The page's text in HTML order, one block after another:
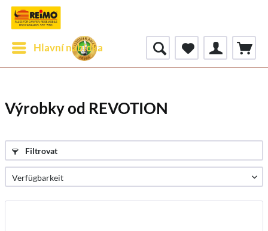
Hlavní nabídka
Výrobky od REVOTION
Filtrovat